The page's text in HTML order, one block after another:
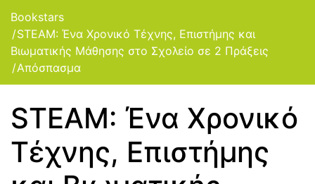
Bookstars
STEAM: Ένα Χρονικό Τέχνης, Επιστήμης και
Βιωματικής Μάθησης στο Σχολείο σε 2 Πράξεις
Απόσπασμα
STEAM: Ένα Χρονικό
Τέχνης, Επιστήμης